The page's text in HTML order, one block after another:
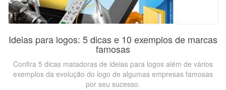
Ideias para logos: 5 dicas e 10 exemplos de marcas
famosas
Confira 5 dicas matadoras de ideias para logos além de vários
exemplos da evolução do logo de algumas empresas famosas
por seu sucesso.